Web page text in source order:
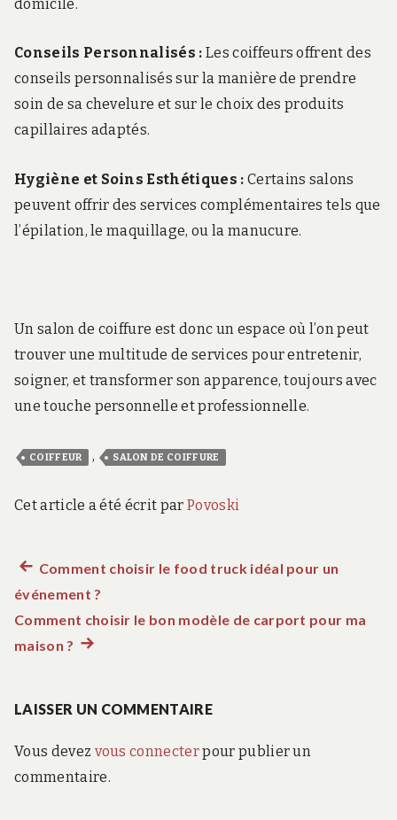
domicile.
Conseils Personnalisés : Les coiffeurs offrent des
conseils personnalisés sur la manière de prendre
soin de sa chevelure et sur le choix des produits
capillaires adaptés.
Hygiène et Soins Esthétiques : Certains salons
peuvent offrir des services complémentaires tels que
l’épilation, le maquillage, ou la manucure.
Un salon de coiffure est donc un espace où l’on peut
trouver une multitude de services pour entretenir,
soigner, et transformer son apparence, toujours avec
une touche personnelle et professionnelle.
COIFFEUR , SALON DE COIFFURE
Cet article a été écrit par Povoski
Navigation
de
Article
précédent :
Comment choisir le food truck idéal pour un
événement ?
Comment choisir le bon modèle de carport pour ma
maison ? Article
LAISSER UN COMMENTAIRE
Vous devez vous connecterpour publier un
commentaire.